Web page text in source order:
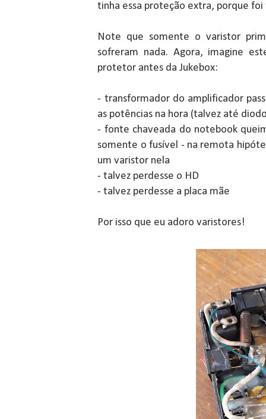
tinha essa proteção extra, porque
Note que somente o varistor
sofreram nada. Agora, imagine
protetor antes da Jukebox:
- transformador do amplificador
as potências na hora (talvez até
- fonte chaveada do notebook
somente o fusível - na remota
um varistor nela
- talvez perdesse o HD
- talvez perdesse a placa mãe
Por isso que eu adoro varistores!